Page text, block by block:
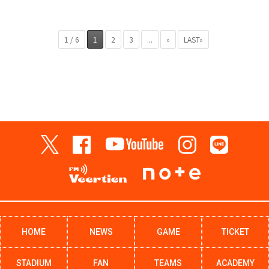
1 / 6 1 2 3 ... » LAST»
HOME NEWS GAME TICKET
STADIUM FAN TEAMS ACADEMY